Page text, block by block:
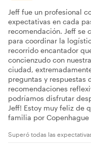
Jeff fue un profesional
expectativas en cada
recomendación. Jeff se
para coordinar la
recorrido encantador
concienzudo con
ciudad,
preguntas y respuestas
recomendaciones
podríamos disfrutar
Jeff! Estoy muy feliz de
familia por
Superó todas las